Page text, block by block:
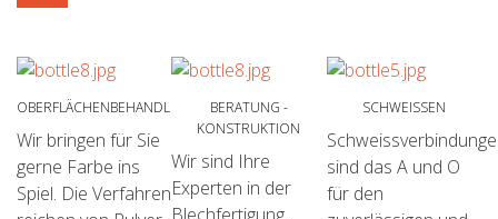
VERBINDEN
OBERFLÄCHENBEHANDLUNG
Wir bringen für Sie
gerne Farbe ins
Spiel. Die Verfahren
NACHBEARBEITUNG
BERATUNG -
KONSTRUKTION
Wir sind Ihre
Experten in der
VERBINDEN
SCHWEISSEN
sind das A und O
für den